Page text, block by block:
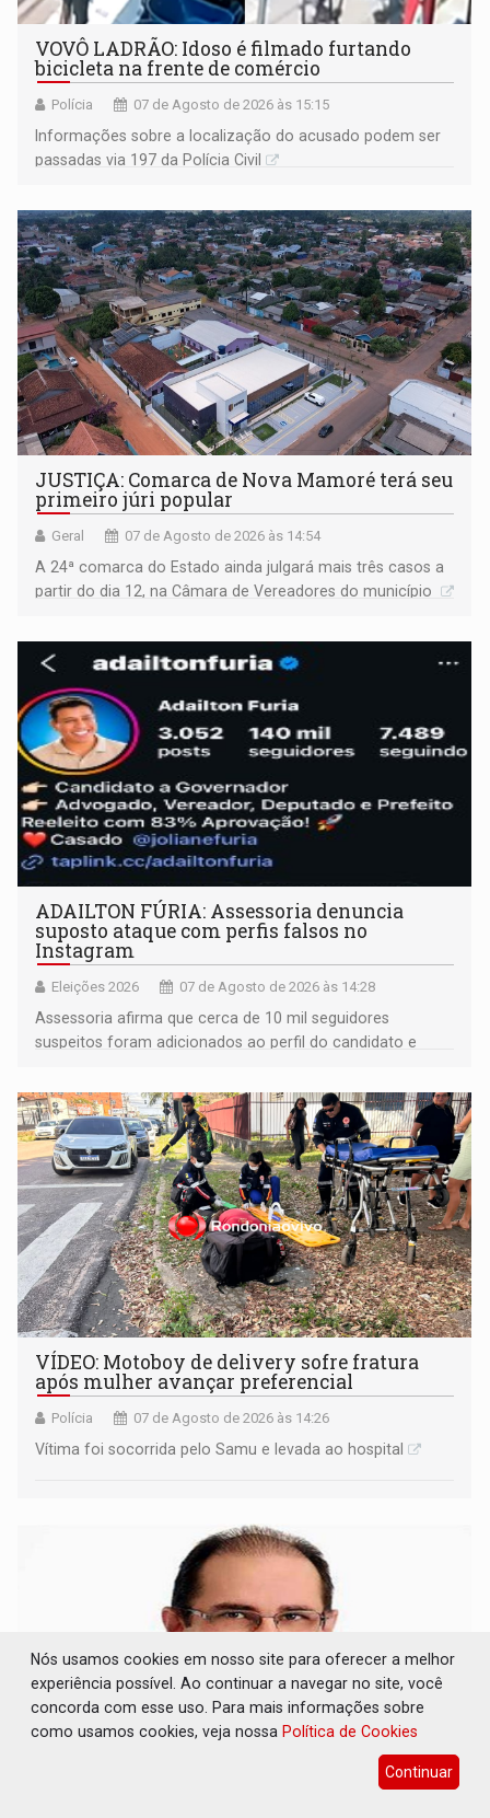
VOVÔ LADRÃO: Idoso é filmado furtando
bicicleta na frente de comércio
Polícia 07 de Agosto de 2026 às 15:15
Informações sobre a localização do acusado podem ser
passadas via 197 da Polícia Civil
JUSTIÇA: Comarca de Nova Mamoré terá seu
primeiro júri popular
Geral 07 de Agosto de 2026 às 14:54
A 24ª comarca do Estado ainda julgará mais três casos a
partir do dia 12, na Câmara de Vereadores do município
ADAILTON FÚRIA: Assessoria denuncia
suposto ataque com perfis falsos no
Instagram
Eleições 2026 07 de Agosto de 2026 às 14:28
Assessoria afirma que cerca de 10 mil seguidores
suspeitos foram adicionados ao perfil do candidato e
remover as contas
VÍDEO: Motoboy de delivery sofre fratura
após mulher avançar preferencial
Polícia 07 de Agosto de 2026 às 14:26
Vítima foi socorrida pelo Samu e levada ao hospital
ELEIÇÕES 2026: Ulisses Guimarães e as
Nós usamos cookies em nosso site para oferecer a melhor
experiência possível. Ao continuar a navegar no site, você
concorda com esse uso. Para mais informações sobre
como usamos cookies, veja nossa Política de Cookies
Continuar